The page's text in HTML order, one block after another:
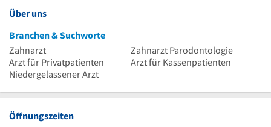
Über uns
Branchen & Suchworte
Zahnarzt
Zahnarzt Parodontologie
Arzt für Privatpatienten
Arzt für Kassenpatienten
Niedergelassener Arzt
Öffnungszeiten